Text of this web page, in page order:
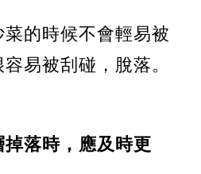
的時候不會輕易被
易被刮碰，脫落。
落時，應及時更